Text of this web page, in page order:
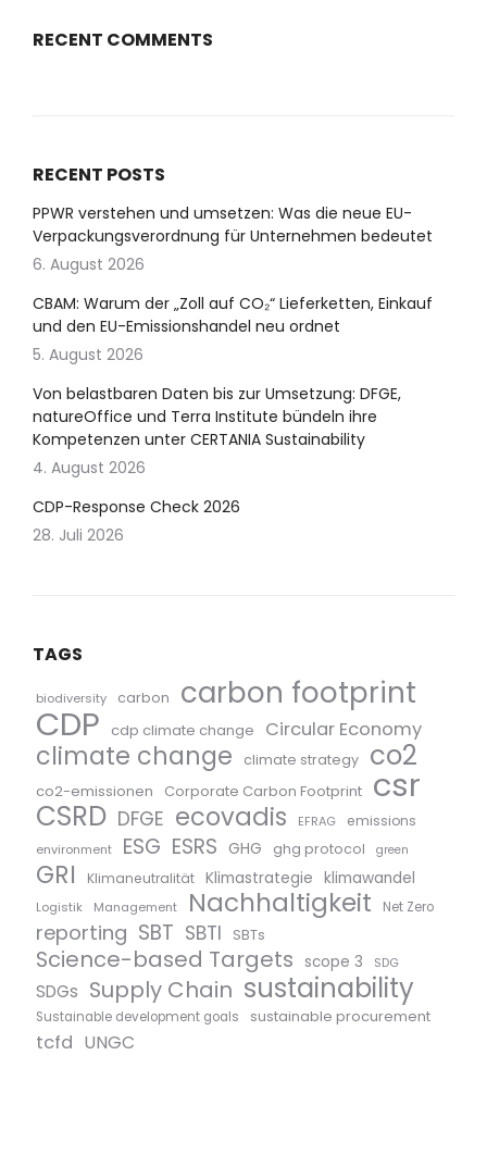
RECENT COMMENTS
RECENT POSTS
PPWR verstehen und umsetzen: Was die neue EU-
Verpackungsverordnung für Unternehmen bedeutet
6. August 2026
CBAM: Warum der „Zoll auf CO₂“ Lieferketten, Einkauf
und den EU-Emissionshandel neu ordnet
5. August 2026
Von belastbaren Daten bis zur Umsetzung: DFGE,
natureOffice und Terra Institute bündeln ihre
Kompetenzen unter CERTANIA Sustainability
4. August 2026
CDP-Response Check 2026
28. Juli 2026
TAGS
biodiversity carbon carbon footprint
CDP cdp climate change Circular Economy
climate change climate strategy co2
co2-emissionen Corporate Carbon Footprint csr
CSRD DFGE ecovadis EFRAG emissions
environment ESG ESRS GHG ghg protocol green
GRI Klimaneutralität Klimastrategie klimawandel
Logistik Management Nachhaltigkeit Net Zero
reporting SBT SBTI SBTs
Science-based Targets scope 3 SDG
SDGs Supply Chain sustainability
Sustainable development goals sustainable procurement
tcfd UNGC